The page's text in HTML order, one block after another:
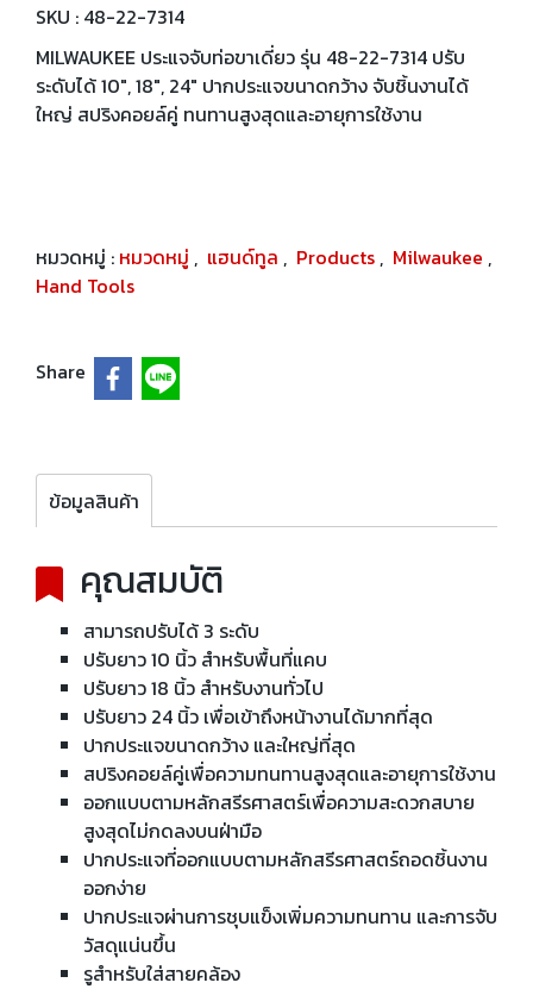
SKU : 48-22-7314
MILWAUKEE ประแจจับท่อขาเดี่ยว รุ่น 48-22-7314 ปรับ
ระดับได้ 10", 18", 24" ปากประแจขนาดกว้าง จับชิ้นงานได้
ใหญ่ สปริงคอยล์คู่ ทนทานสูงสุดและอายุการใช้งาน
หมวดหมู่ : หมวดหมู่ , แฮนด์ทูล , Products , Milwaukee ,
Hand Tools
Share
ข้อมูลสินค้า
คุณสมบัติ
สามารถปรับได้ 3 ระดับ
ปรับยาว 10 นิ้ว สำหรับพื้นที่แคบ
ปรับยาว 18 นิ้ว สำหรับงานทั่วไป
ปรับยาว 24 นิ้ว เพื่อเข้าถึงหน้างานได้มากที่สุด
ปากประแจขนาดกว้าง และใหญ่ที่สุด
สปริงคอยล์คู่เพื่อความทนทานสูงสุดและอายุการใช้งาน
ออกแบบตามหลักสรีรศาสตร์เพื่อความสะดวกสบาย
สูงสุดไม่กดลงบนฝ่ามือ
ปากประแจที่ออกแบบตามหลักสรีรศาสตร์ถอดชิ้นงาน
ออกง่าย
ปากประแจผ่านการชุบแข็งเพิ่มความทนทาน และการจับ
วัสดุแน่นขึ้น
รูสำหรับใส่สายคล้อง